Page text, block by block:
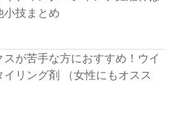
小技まとめ
スが苦手な方におすすめ！ウイ
イリング剤 （女性にもオスス